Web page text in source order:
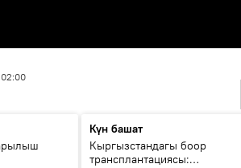
02:00
Күн башат
Кыргызстандагы боор
трансплантациясы: